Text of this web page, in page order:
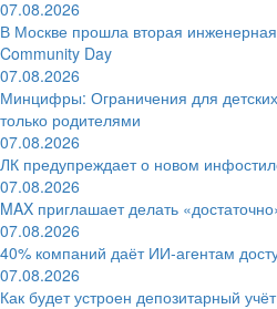
07.08.2026
В Москве прошла вторая
Community Day
07.08.2026
Минцифры: Ограничения для
только родителями
07.08.2026
ЛК предупреждает о новом
07.08.2026
MAX приглашает делать
07.08.2026
40% компаний даёт ИИ‑агентам
07.08.2026
Как будет устроен депозитарный